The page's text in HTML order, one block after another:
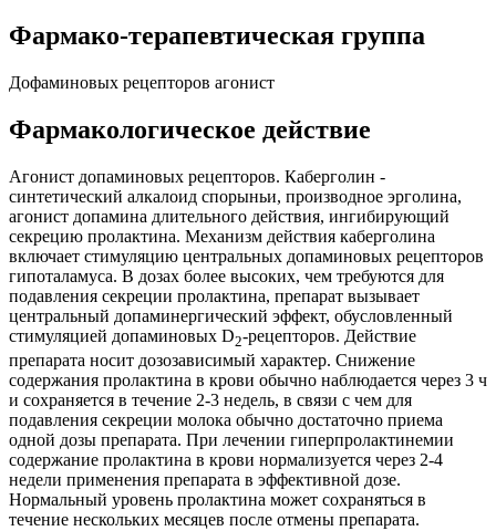
Фармако-терапевтическая группа
Дофаминовых рецепторов агонист
Фармакологическое действие
Агонист допаминовых рецепторов. Каберголин -
синтетический алкалоид спорыньи, производное эрголина,
агонист допамина длительного действия, ингибирующий
секрецию пролактина. Механизм действия каберголина
включает стимуляцию центральных допаминовых рецепторов
гипоталамуса. В дозах более высоких, чем требуются для
подавления секреции пролактина, препарат вызывает
центральный допаминергический эффект, обусловленный
стимуляцией допаминовых D2-рецепторов. Действие
препарата носит дозозависимый характер. Снижение
содержания пролактина в крови обычно наблюдается через 3 ч
и сохраняется в течение 2-3 недель, в связи с чем для
подавления секреции молока обычно достаточно приема
одной дозы препарата. При лечении гиперпролактинемии
содержание пролактина в крови нормализуется через 2-4
недели применения препарата в эффективной дозе.
Нормальный уровень пролактина может сохраняться в
течение нескольких месяцев после отмены препарата.